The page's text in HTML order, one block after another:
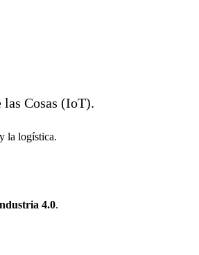
las Cosas (IoT).
la logística.
4.0.